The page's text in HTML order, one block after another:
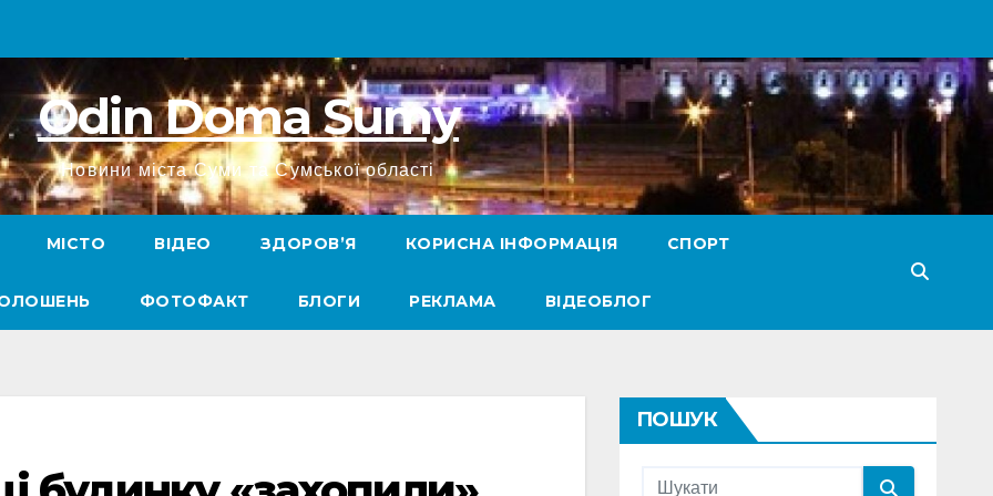
Odin Doma Sumy
Новини міста Суми та Сумської області
МІСТО ВІДЕО ЗДОРОВ’Я КОРИСНА ІНФОРМАЦІЯ СПОРТ
ФОТОФАКТ БЛОГИ РЕКЛАМА ВІДЕОБЛОГ
ПОШУК